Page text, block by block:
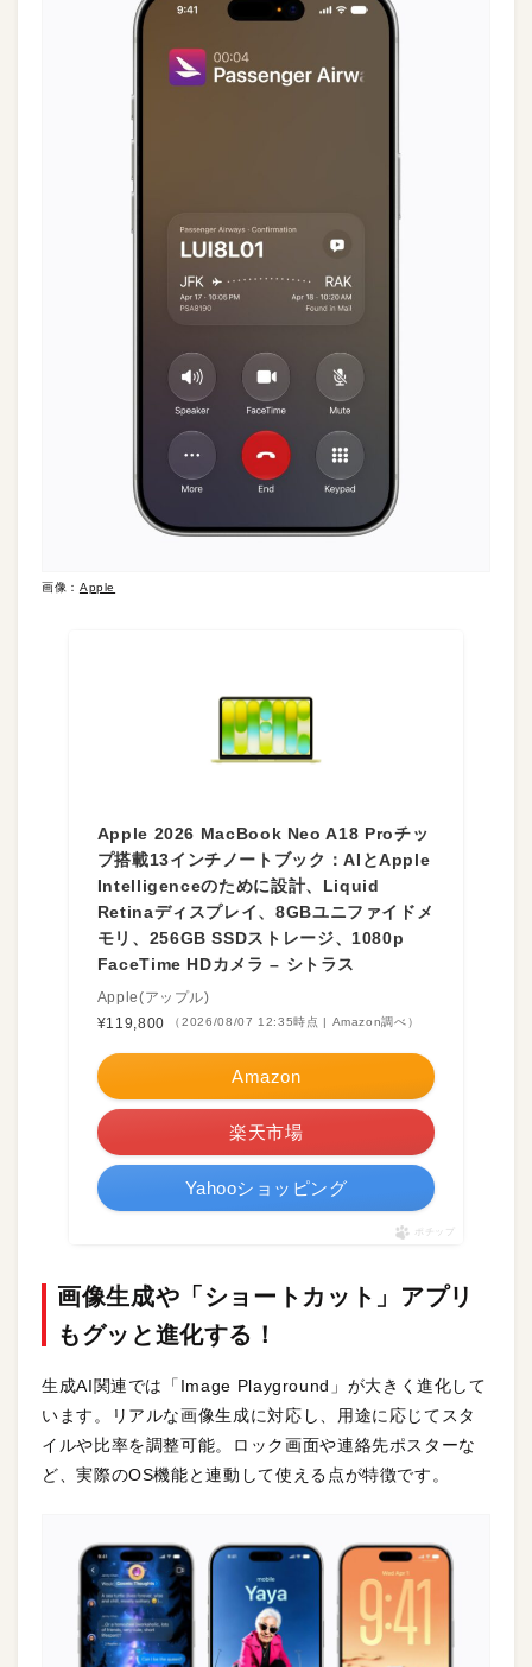
画像： Apple
Apple 2026 MacBook Neo A18 Proチッ
プ搭載13インチノートブック：AIとApple
Intelligenceのために設計、Liquid
Retinaディスプレイ、8GBユニファイドメ
モリ、256GB SSDストレージ、1080p
FaceTime HDカメラ – シトラス
Apple(アップル)
¥119,800
（2026/08/07 12:35時点 | Amazon調べ）
Amazon
楽天市場
Yahooショッピング
ポチップ
画像生成や「ショートカット」アプリ
もグッと進化する！
生成AI関連では「Image Playground」が大きく進化して
います。リアルな画像生成に対応し、用途に応じてスタ
イルや比率を調整可能。ロック画面や連絡先ポスターな
ど、実際のOS機能と連動して使える点が特徴です。